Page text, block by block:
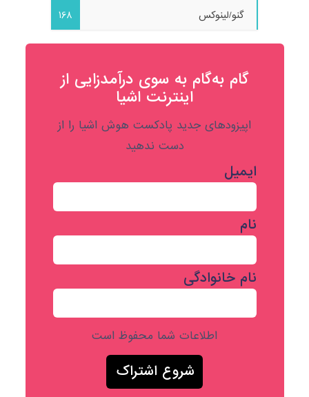
گنو/لینوکس 168
گام به‌گام به‌ سوی درآمدزایی از
اینترنت اشیا
اپیزودهای جدید پادکست هوش اشیا را از
دست ندهید
ایمیل
نام
نام خانوادگی
اطلاعات شما محفوظ است